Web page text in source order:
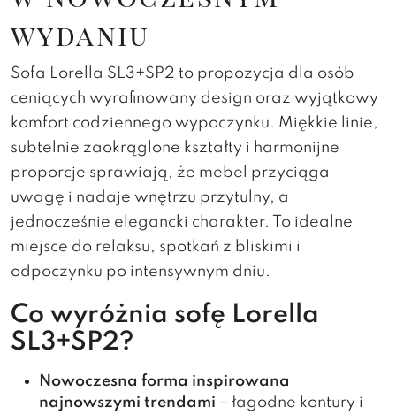
wydaniu
Sofa Lorella SL3+SP2 to propozycja dla osób
ceniących wyrafinowany design oraz wyjątkowy
komfort codziennego wypoczynku. Miękkie linie,
subtelnie zaokrąglone kształty i harmonijne
proporcje sprawiają, że mebel przyciąga
uwagę i nadaje wnętrzu przytulny, a
jednocześnie elegancki charakter. To idealne
miejsce do relaksu, spotkań z bliskimi i
odpoczynku po intensywnym dniu.
Co wyróżnia sofę Lorella
SL3+SP2?
Nowoczesna forma inspirowana
najnowszymi trendami – łagodne kontury i